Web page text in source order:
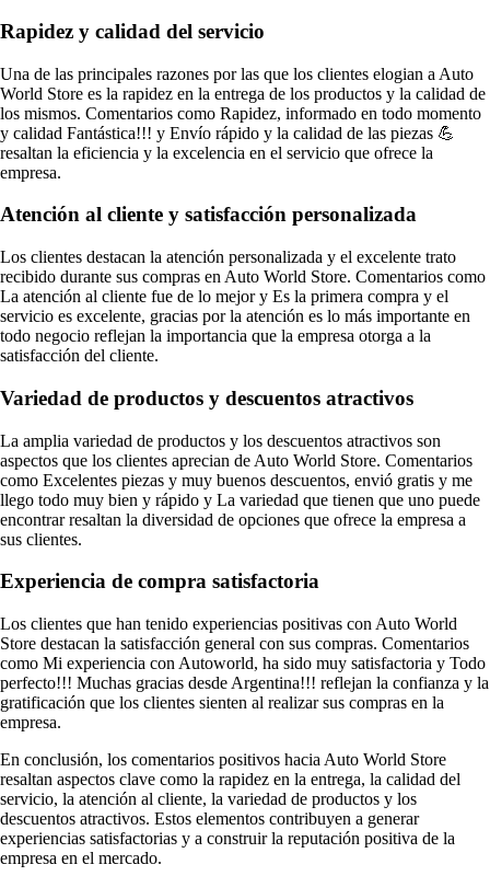
Rapidez y calidad del servicio
Una de las principales razones por las que los clientes elogian a Auto
World Store es la rapidez en la entrega de los productos y la calidad de
los mismos. Comentarios como Rapidez, informado en todo momento
y calidad Fantástica!!! y Envío rápido y la calidad de las piezas 💪
resaltan la eficiencia y la excelencia en el servicio que ofrece la
empresa.
Atención al cliente y satisfacción personalizada
Los clientes destacan la atención personalizada y el excelente trato
recibido durante sus compras en Auto World Store. Comentarios como
La atención al cliente fue de lo mejor y Es la primera compra y el
servicio es excelente, gracias por la atención es lo más importante en
todo negocio reflejan la importancia que la empresa otorga a la
satisfacción del cliente.
Variedad de productos y descuentos atractivos
La amplia variedad de productos y los descuentos atractivos son
aspectos que los clientes aprecian de Auto World Store. Comentarios
como Excelentes piezas y muy buenos descuentos, envió gratis y me
llego todo muy bien y rápido y La variedad que tienen que uno puede
encontrar resaltan la diversidad de opciones que ofrece la empresa a
sus clientes.
Experiencia de compra satisfactoria
Los clientes que han tenido experiencias positivas con Auto World
Store destacan la satisfacción general con sus compras. Comentarios
como Mi experiencia con Autoworld, ha sido muy satisfactoria y Todo
perfecto!!! Muchas gracias desde Argentina!!! reflejan la confianza y la
gratificación que los clientes sienten al realizar sus compras en la
empresa.
En conclusión, los comentarios positivos hacia Auto World Store
resaltan aspectos clave como la rapidez en la entrega, la calidad del
servicio, la atención al cliente, la variedad de productos y los
descuentos atractivos. Estos elementos contribuyen a generar
experiencias satisfactorias y a construir la reputación positiva de la
empresa en el mercado.